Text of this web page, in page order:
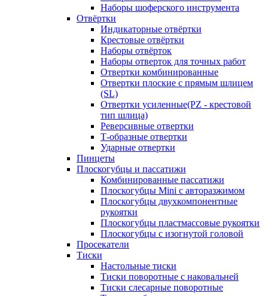
Наборы шоферского инструмента
Отвёртки
Индикаторные отвёртки
Крестовые отвёртки
Наборы отвёрток
Наборы отверток для точных работ
Отвертки комбинированные
Отвертки плоские с прямым шлицем
(SL)
Отвертки усиленные(PZ - крестовой
тип шлица)
Реверсивные отвертки
Т-образные отвертки
Ударные отвертки
Пинцеты
Плоскогубцы и пассатижи
Комбинированные пассатижи
Плоскогубцы Mini с авторазжимом
Плоскогубцы двухкомпонентные
рукоятки
Плоскогубцы пластмассовые рукоятки
Плоскогубцы с изогнутой головой
Просекатели
Тиски
Настольные тиски
Тиски поворотные с наковальней
Тиски слесарные поворотные